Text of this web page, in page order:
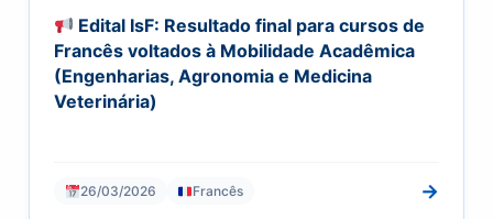
Edital IsF: Resultado final para cursos de
Francês voltados à Mobilidade Acadêmica
(Engenharias, Agronomia e Medicina
Veterinária)
26/03/2026 Francês →